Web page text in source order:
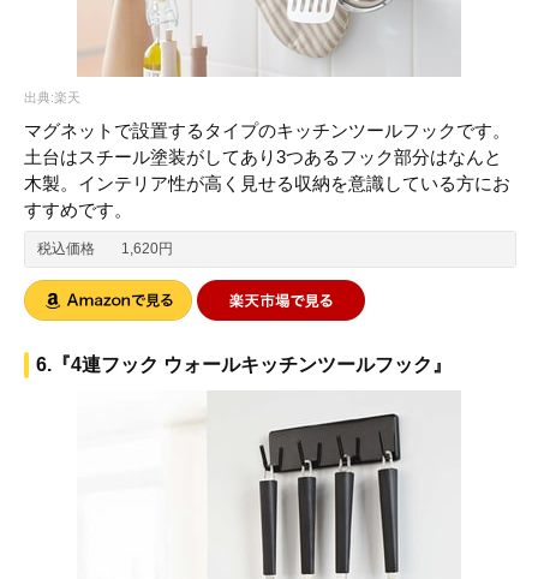
出典:楽天
マグネットで設置するタイプのキッチンツールフックです。
土台はスチール塗装がしてあり3つあるフック部分はなんと
木製。インテリア性が高く見せる収納を意識している方にお
すすめです。
税込価格 1,620円
6.『4連フック ウォールキッチンツールフック』